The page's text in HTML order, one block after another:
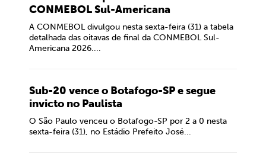
CONMEBOL Sul-Americana
A CONMEBOL divulgou nesta sexta-feira (31) a tabela
detalhada das oitavas de final da CONMEBOL Sul-
Americana 2026....
Sub-20 vence o Botafogo-SP e segue
invicto no Paulista
O São Paulo venceu o Botafogo-SP por 2 a 0 nesta
sexta-feira (31), no Estádio Prefeito José...